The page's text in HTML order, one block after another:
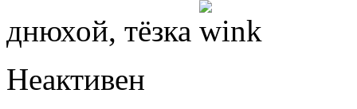
днюхой, тёзка
Неактивен